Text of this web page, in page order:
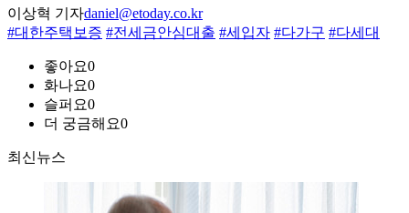
이상혁 기자daniel@etoday.co.kr
#대한주택보증 #전세금안심대출 #세입자 #다가구 #다세대
좋아요0
화나요0
슬퍼요0
더 궁금해요0
최신뉴스